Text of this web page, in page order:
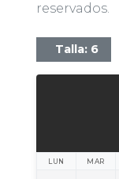
reservados.
Talla: 6
LUN MAR